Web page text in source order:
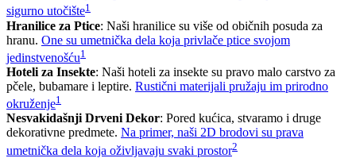
sigurno utočište1
Hranilice za Ptice: Naši hranilice su više od običnih posuda za
hranu. One su umetnička dela koja privlače ptice svojom
jedinstvenošću1
Hoteli za Insekte: Naši hoteli za insekte su pravo malo carstvo za
pčele, bubamare i leptire. Rustični materijali pružaju im prirodno
okruženje1
Nesvakidašnji Drveni Dekor: Pored kućica, stvaramo i druge
dekorativne predmete. Na primer, naši 2D brodovi su prava
umetnička dela koja oživljavaju svaki prostor2